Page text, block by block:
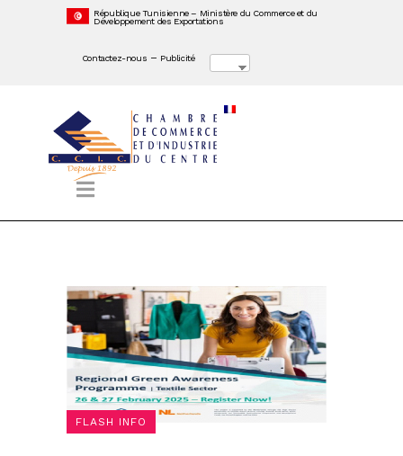
République Tunisienne – Ministère du Commerce et du
Développement des Exportations
Contactez-nous – Publicité
FLASH INFO